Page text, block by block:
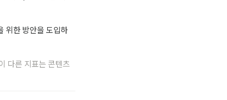
위한 방안을 도입하
다른 지표는 콘텐츠